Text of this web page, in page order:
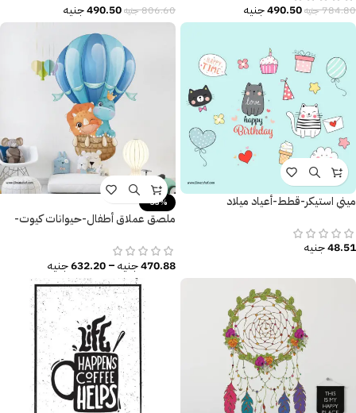
784.80جنيه490.50جنيه 806.60جنيه490.50جنيه
ميني استيكر-قطط-أعياد ميلاد
48.51جنيه
-33%
ملصق عملاق أطفال-حيوانات كيوت-
470.88جنيه–
632.20جنيه